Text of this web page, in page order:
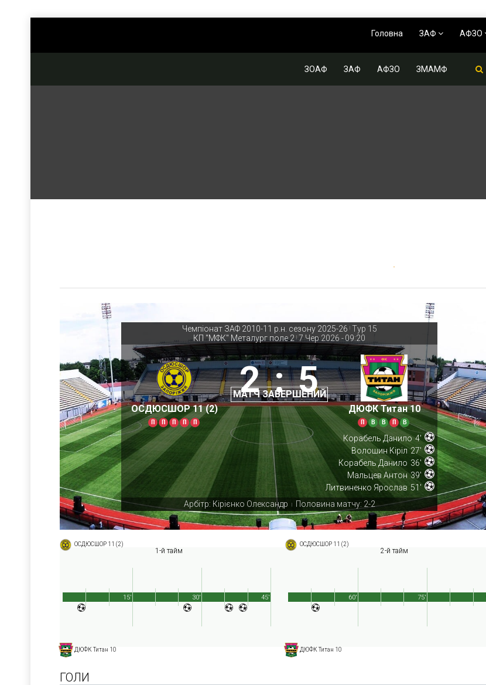
Головна ЗАФ АФЗО
ЗОАФ ЗАФ АФЗО ЗМАМФ
Чемпіонат ЗАФ 2010-11 р.н. сезону 2025-26 | Тур 15
КП "МФК" Металург поле 2 | 7 Чер 2026 -09:20
ОСДЮСШОР 11 (2)
П П П П П
2 : 5
МАТЧ ЗАВЕРШЕНИЙ
ДЮФК Титан 10
П В В П В
Корабель Данило 4'
Волошин Кіріл 27'
Корабель Данило 36'
Мальцев Антон 39'
Литвиненко Ярослав 51'
Арбітр: Кірієнко Олександр
| Половина матчу: 2-2
ОСДЮСШОР 11 (2)
1-й тайм
ДЮФК Титан 10
45'
15' 30'
ОСДЮСШОР 11 (2)
2-й тайм
ДЮФК Титан 10
60' 75'
ГОЛИ